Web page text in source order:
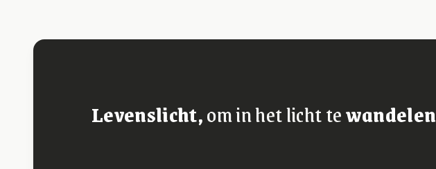
Levenslicht,om in het licht tewandelen